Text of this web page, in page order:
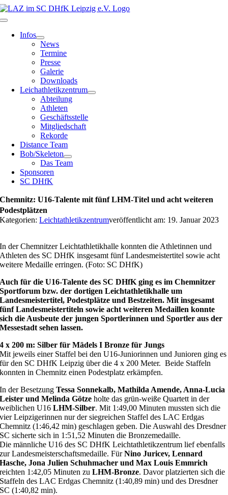
Zum
Inhalt
Toggle
Navigation
Infos
News
Termine
Presse
Galerie
Downloads
Leichathletikzentrum
Abteilung
Athleten
Geschäftsstelle
Mitgliedschaft
Rekorde
Distance Team
Bob/Skeleton
Das Team
Sponsoren
SC DHfK
Chemnitz: U16-Talente mit fünf LHM-Titel und acht weiteren
Podestplätzen
Kategorien:Leichtathletikzentrumveröffentlicht am: 19. Januar 2023
In der Chemnitzer Leichtathletikhalle konnten die Athletinnen und
Athleten des SC DHfK insgesamt fünf Landesmeistertitel sowie acht
weitere Medaille erringen. (Foto: SC DHfK)
Auch für die U16-Talente des SC DHfK ging es im Chemnitzer
Sportforum bzw. der dortigen Leichtathletikhalle um
Landesmeistertitel, Podestplätze und Bestzeiten. Mit insgesamt
fünf Landesmeistertiteln sowie acht weiteren Medaillen konnte
sich die Ausbeute der jungen Sportlerinnen und Sportler aus der
Messestadt sehen lassen.
4 x 200 m: Silber für Mädels I Bronze für Jungs
Mit jeweils einer Staffel bei den U16-Juniorinnen und Junioren ging es
für den SC DHfK Leipzig über die 4 x 200 Meter. Beide Staffeln
konnten in Chemnitz einen Podestplatz erkämpfen.
In der BesetzungTessa Sonnekalb, Mathilda Amende, Anna-Lucia
Leister und Melinda Götze holte das grün-weiße Quartett in der
weiblichen U16LHM-Silber. Mit 1:49,00 Minuten mussten sich die
vier Leipzigerinnen nur der siegreichen Staffel des LAC Erdgas
Chemnitz (1:46,42 min) geschlagen geben. Die Auswahl des Dresdner
SC sicherte sich in 1:51,52 Minuten die Bronzemedaille.
Die männliche U16 des SC DHfK Leichtathletikzentrum lief ebenfalls
zur Landesmeisterschaftsmedaille. FürNino Juricev, Lennard
Hasche, Jona Julien Schuhmacher und Max Louis Emmrich
reichten 1:42,05 Minuten zuLHM-Bronze. Davor platzierten sich die
Staffeln des LAC Erdgas Chemnitz (1:40,89 min) und des Dresdner
SC (1:40,82 min).